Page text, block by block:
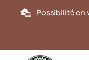
Possibilité en